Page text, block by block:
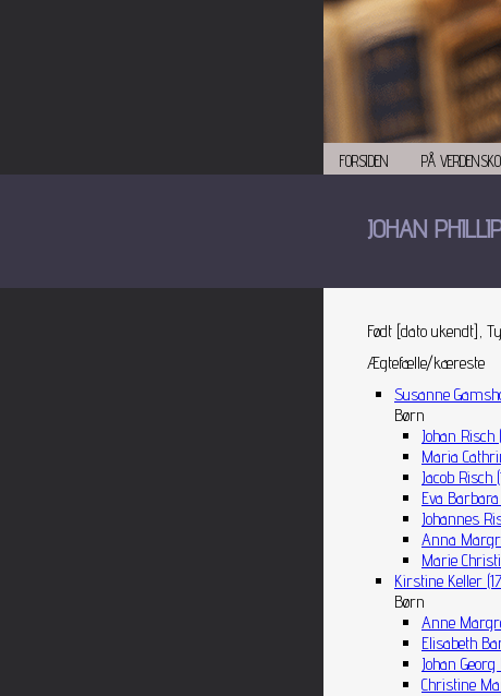
FORSIDEN PÅ
JOHAN
Født [dato ukendt],
Ægtefælle/kæreste
Susanne
Børn
Johan Risch
Maria
Jacob Risch
Eva
Johannes
Anna
Marie
Kirstine Keller
Børn
Anne
Elisabeth
Johan Georg
Christine